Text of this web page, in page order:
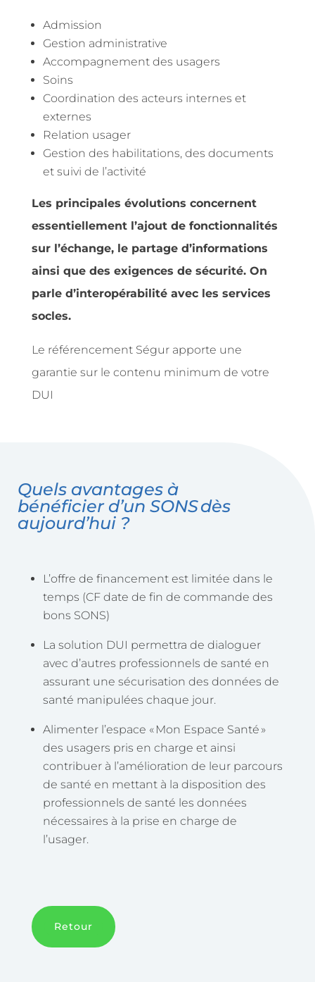
Admission
Gestion administrative
Accompagnement des usagers
Soins
Coordination des acteurs internes et
externes
Relation usager
Gestion des habilitations, des documents
et suivi de l’activité
Les principales évolutions concernent
essentiellement l’ajout de fonctionnalités
sur l’échange, le partage d’informations
ainsi que des exigences de sécurité. On
parle d’interopérabilité avec les services
socles.
Le référencement Ségur apporte une
garantie sur le contenu minimum de votre
DUI
Quels avantages à
bénéficier d’un SONS dès
aujourd’hui ?
L’offre de financement est limitée dans le
temps (CF date de fin de commande des
bons SONS)
La solution DUI permettra de dialoguer
avec d’autres professionnels de santé en
assurant une sécurisation des données de
santé manipulées chaque jour.
Alimenter l’espace « Mon Espace Santé »
des usagers pris en charge et ainsi
contribuer à l’amélioration de leur parcours
de santé en mettant à la disposition des
professionnels de santé les données
nécessaires à la prise en charge de
l’usager.
Retour